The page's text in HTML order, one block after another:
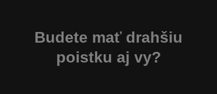
Budete mať drahšiu
poistku aj vy?